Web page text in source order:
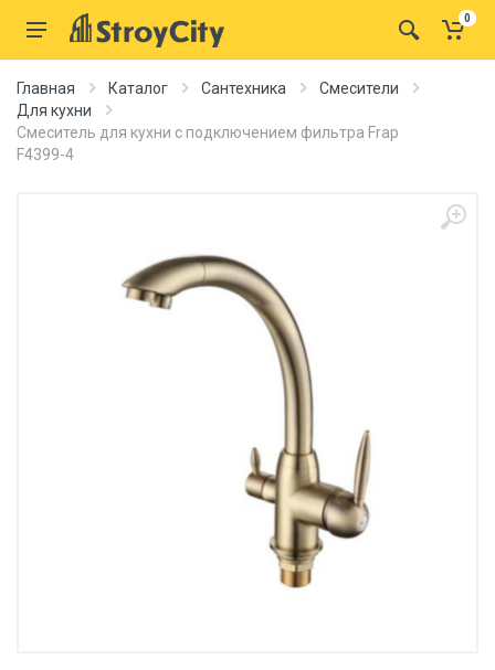
0
Главная Каталог Сантехника
Смесители
Для кухни
Смеситель для кухни с подключением фильтра Frap
F4399-4